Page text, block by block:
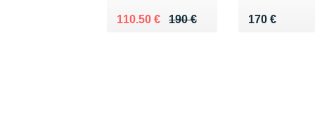
190 €
Au lieu de 190 €
110.50 €
Vendu 110.50 € 170 €
Vendu 170 €